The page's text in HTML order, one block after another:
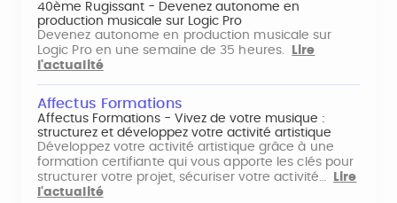
40ème Rugissant - Devenez autonome en
production musicale sur Logic Pro
Devenez autonome en production musicale sur
Logic Pro en une semaine de 35 heures.
Lire
l'actualité
Affectus Formations
Affectus Formations - Vivez de votre musique :
structurez et développez votre activité artistique
Développez votre activité artistique grâce à une
formation certifiante qui vous apporte les clés pour
structurer votre projet, sécuriser votre activité…
Lire
l'actualité